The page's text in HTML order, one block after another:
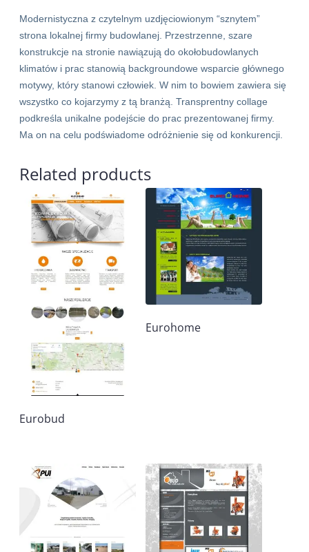
Modernistyczna z czytelnym uzdjęciowionym “sznytem”
strona lokalnej firmy budowlanej. Przestrzenne, szare
konstrukcje na stronie nawiązują do okołobudowlanych
klimatów i prac stanowią backgroundowe wsparcie głównego
motywy, który stanowi człowiek. W nim to bowiem zawiera się
wszystko co kojarzymy z tą branżą. Transprentny collage
podkreśla unikalne podejście do prac prezentowanej firmy.
Ma on na celu podświadome odróżnienie się od konkurencji.
Related products
Eurobud
Eurohome